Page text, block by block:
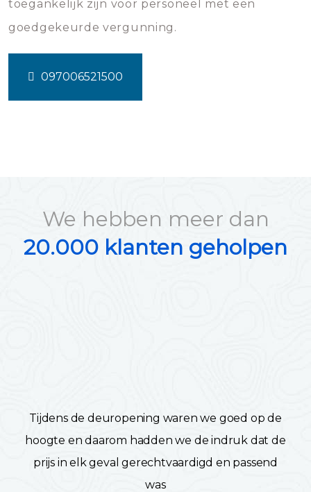
toegankelijk zijn voor personeel met een
goedgekeurde vergunning.
097006521500
We hebben meer dan
20.000 klanten geholpen
Tijdens de deuropening waren we goed op de
hoogte en daarom hadden we de indruk dat de
prijs in elk geval gerechtvaardigd en passend
was